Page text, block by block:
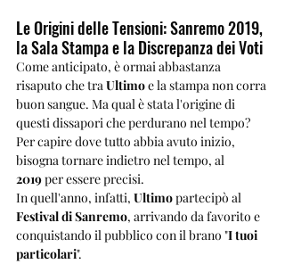
Le Origini delle Tensioni: Sanremo 2019,
la Sala Stampa e la Discrepanza dei Voti
Come anticipato, è ormai abbastanza
risaputo che tra Ultimo e la stampa non corra
buon sangue. Ma qual è stata l'origine di
questi dissapori che perdurano nel tempo?
Per capire dove tutto abbia avuto inizio,
bisogna tornare indietro nel tempo, al
2019 per essere precisi.
In quell'anno, infatti, Ultimo partecipò al
Festival di Sanremo, arrivando da favorito e
conquistando il pubblico con il brano "I tuoi
particolari".